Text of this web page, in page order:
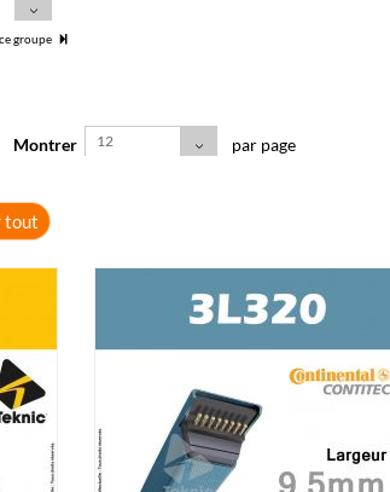
groupe
Montrer 12 par page
tout